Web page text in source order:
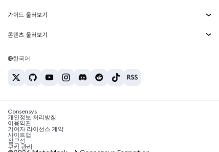
Snaps
웹3 서비스
보안
고객 지원
채용
솔라나 가격
테더 가격
ETH를 USD로 환전
USDT를 INR로 환전
BTC를 INR로 환전
ETH를 USDT로 환전
가이드 둘러보기
ETH 매수
USDT 매수
SHIB 매수
BNB 매수
콘텐츠 둘러보기
솔라나 지갑
암호화폐 세금 뉴스
암호화폐 매수 방법
비트코인 매도 방법
한국어
Consensys
개인정보 처리방침
이용약관
기여자 라이선스 계약
사이트맵
접근성
쿠키 관리